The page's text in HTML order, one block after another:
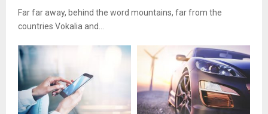
Far far away, behind the word mountains, far from the
countries Vokalia and...